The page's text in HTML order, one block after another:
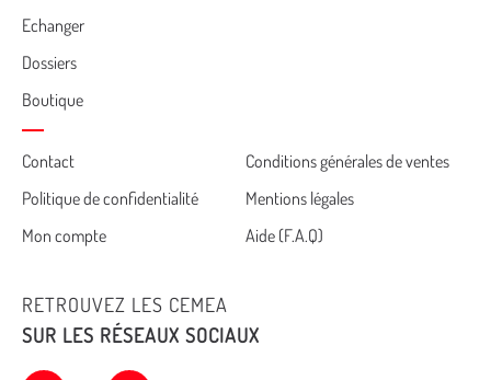
Echanger
Dossiers
Boutique
Cemea
footer
Contact
Conditions générales de ventes
Politique de confidentialité
Mentions légales
Mon compte
Aide (F.A.Q)
RETROUVEZ LES CEMEA
SUR LES RÉSEAUX SOCIAUX